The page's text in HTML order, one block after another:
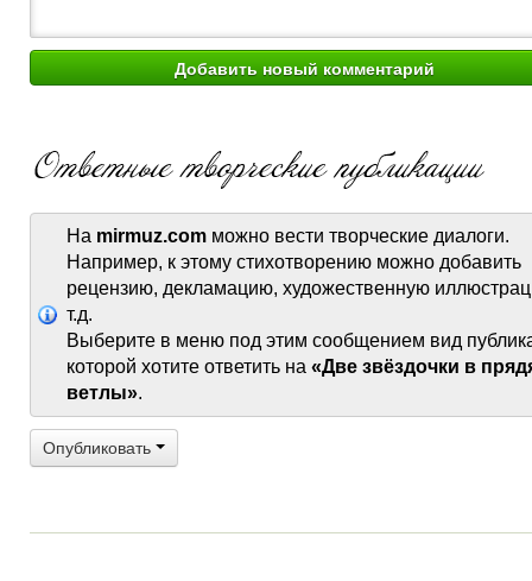
На mirmuz.com можно вести творческие диалоги.
Например, к этому стихотворению можно добавить
рецензию, декламацию, художественную
т.д.
Выберите в меню под этим сообщением вид
которой хотите ответить на «Две звёздочки в
ветлы».
Опубликовать